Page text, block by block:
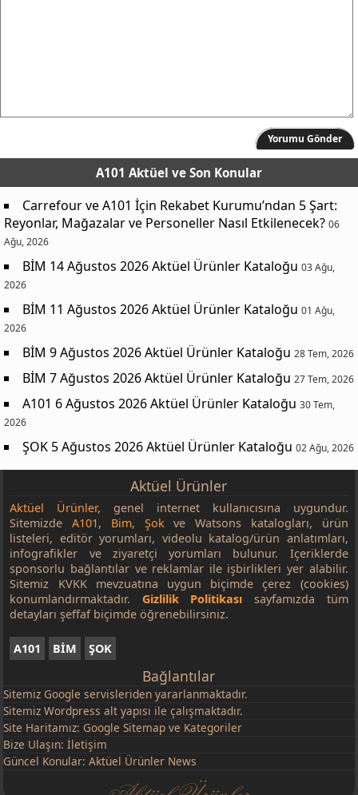
Yorumu Gönder
A101 Aktüel ve Son Konular
Carrefour ve A101 İçin Rekabet Kurumu’ndan 5 Şart:
Reyonlar, Mağazalar ve Personeller Nasıl Etkilenecek? 06
Ağu, 2026
BİM 14 Ağustos 2026 Aktüel Ürünler Kataloğu 03 Ağu,
2026
BİM 11 Ağustos 2026 Aktüel Ürünler Kataloğu 01 Ağu,
2026
BİM 9 Ağustos 2026 Aktüel Ürünler Kataloğu 28 Tem, 2026
BİM 7 Ağustos 2026 Aktüel Ürünler Kataloğu 27 Tem, 2026
A101 6 Ağustos 2026 Aktüel Ürünler Kataloğu 30 Tem,
2026
ŞOK 5 Ağustos 2026 Aktüel Ürünler Kataloğu 02 Ağu, 2026
Aktüel Ürünler
Aktüel Ürünler, genel internet kullanıcısına uygundur.
SitemizdeA101, Bim, Şokve Watsons katalogları, ürün
listeleri, editör yorumları, videolu katalog/ürün anlatımları,
infografikler ve ziyaretçi yorumları bulunur. İçeriklerde
sponsorlu bağlantılar ve reklamlar ile işbirlikleri yer alabilir.
Sitemiz KVKK mevzuatına uygun biçimde çerez (cookies)
konumlandırmaktadır. Gizlilik Politikası sayfamızda tüm
detayları şeffaf biçimde öğrenebilirsiniz.
A101 BİM ŞOK
Bağlantılar
Sitemiz Google servisleriden yararlanmaktadır.
Sitemiz Wordpress alt yapısı ile çalışmaktadır.
Site Haritamız: Google Sitemap ve Kategoriler
Bize Ulaşın:İletişim
Güncel Konular:Aktüel Ürünler News